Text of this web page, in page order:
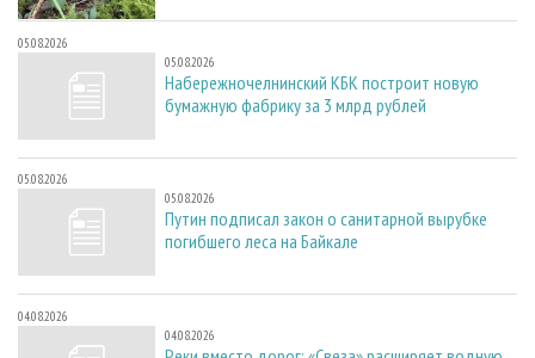
05.08.2026
05.08.2026
Набережночелнинский КБК построит новую
бумажную фабрику за 3 млрд рублей
05.08.2026
05.08.2026
Путин подписал закон о санитарной вырубке
погибшего леса на Байкале
04.08.2026
04.08.2026